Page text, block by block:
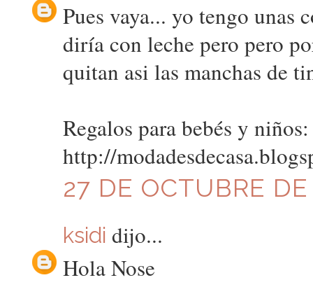
Pues vaya... yo tengo unas
diría con leche pero pero
quitan asi las manchas de
Regalos para bebés y
http://
27 DE OCTUBRE
ksidi dijo...
Hola Nose